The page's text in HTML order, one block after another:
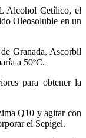
Alcohol Cetílico, el
Oleosoluble en un
Granada, Ascorbil
a 50ºC.
para obtener la
Q10 y agitar con
el Sepigel.